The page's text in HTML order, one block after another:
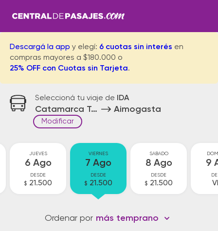
Descargá la app y elegí: 6 cuotas sin interés en
compras mayores a $180.000 o
25% OFF con Cuotas sin Tarjeta.
Seleccioná tu viaje de IDA
Catamarca Terminal Aimogasta
Modificar
JUEVES
6 Ago
DESDE
$ 21.500
VIERNES
7 Ago
DESDE
$ 21.500
SABADO
8 Ago
DESDE
$ 21.500
9
Ordenar por más temprano